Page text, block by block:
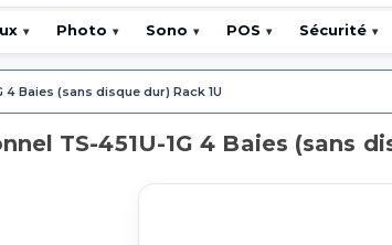
▾ Photo ▾ Sono ▾ POS ▾ Sécurité ▾
Baies (sans disque dur) Rack 1U
TS-451U-1G 4 Baies (sans